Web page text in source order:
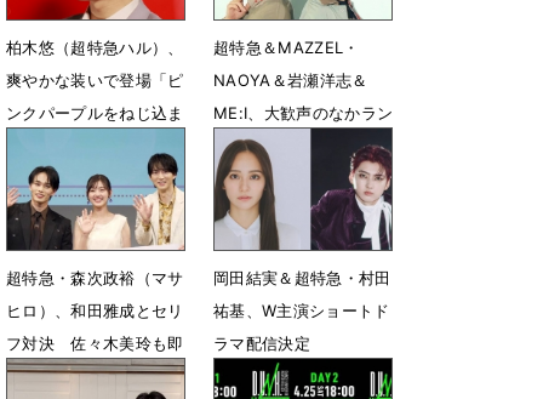
柏木悠（超特急ハル）、
爽やかな装いで登場「ピ
ンクパープルをねじ込ま
4月23日 22時55分
超特急＆MAZZEL・
NAOYA＆岩瀬洋志＆
ME:I、大歓声のなかラン
ウェイ
4月20日 07時18分
超特急・森次政裕（マサ
ヒロ）、和田雅成とセリ
フ対決 佐々木美玲も即
興芝居
岡田結実＆超特急・村田
祐基、W主演ショートド
ラマ配信決定
4月8日 18時38分